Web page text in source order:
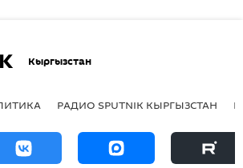
Кыргызстан
РАДИО SPUTNIK КЫРГЫЗСТАН